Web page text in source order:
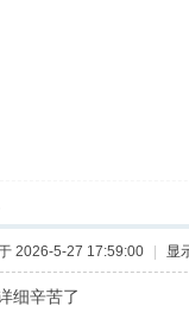
2026-5-27 17:59:00 显
细辛苦了